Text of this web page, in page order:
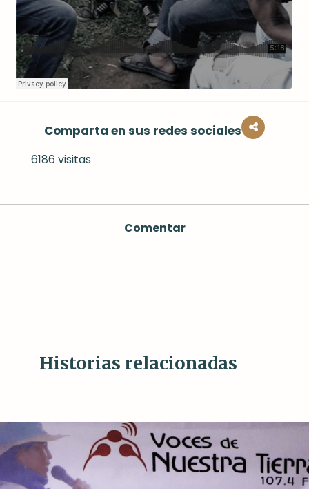
Comparta en sus redes sociales
6186 visitas
Comentar
Historias relacionadas